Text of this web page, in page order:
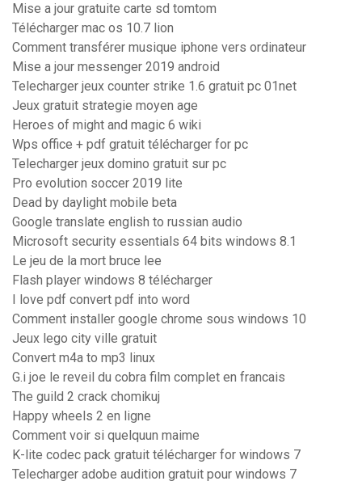
Mise a jour gratuite carte sd tomtom
Télécharger mac os 10.7 lion
Comment transférer musique iphone vers ordinateur
Mise a jour messenger 2019 android
Telecharger jeux counter strike 1.6 gratuit pc 01net
Jeux gratuit strategie moyen age
Heroes of might and magic 6 wiki
Wps office + pdf gratuit télécharger for pc
Telecharger jeux domino gratuit sur pc
Pro evolution soccer 2019 lite
Dead by daylight mobile beta
Google translate english to russian audio
Microsoft security essentials 64 bits windows 8.1
Le jeu de la mort bruce lee
Flash player windows 8 télécharger
I love pdf convert pdf into word
Comment installer google chrome sous windows 10
Jeux lego city ville gratuit
Convert m4a to mp3 linux
G.i joe le reveil du cobra film complet en francais
The guild 2 crack chomikuj
Happy wheels 2 en ligne
Comment voir si quelquun maime
K-lite codec pack gratuit télécharger for windows 7
Telecharger adobe audition gratuit pour windows 7